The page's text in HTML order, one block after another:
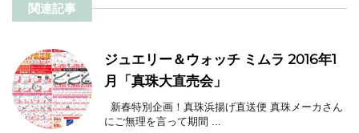
関連記事
ジュエリー＆ウォッチ ミムラ 2016年1
月「真珠大直売会」
新春特別企画！真珠浜揚げ直送便 真珠メーカさん
にご無理を言って期間 ...